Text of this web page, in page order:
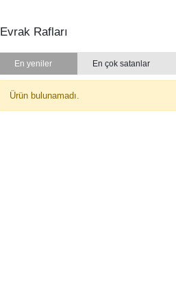
Evrak Rafları
En yeniler En çok satanlar
Ürün bulunamadı.